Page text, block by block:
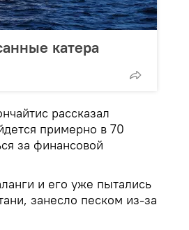
катера
рассказал
примерно в 70
за финансовой
и его уже пытались
занесло песком из-за